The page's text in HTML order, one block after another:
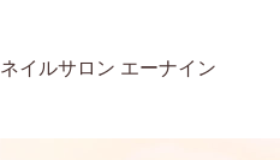
ネイルサロン エーナイン